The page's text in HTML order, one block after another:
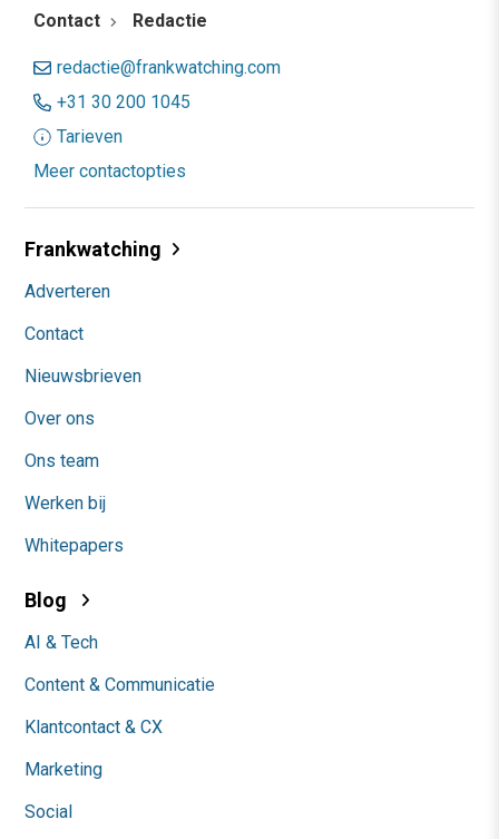
Contact Redactie
redactie@frankwatching.com
+31 30 200 1045
Tarieven
Meer contactopties
Frankwatching
Adverteren
Contact
Nieuwsbrieven
Over ons
Ons team
Werken bij
Whitepapers
Blog
AI & Tech
Content & Communicatie
Klantcontact & CX
Marketing
Social